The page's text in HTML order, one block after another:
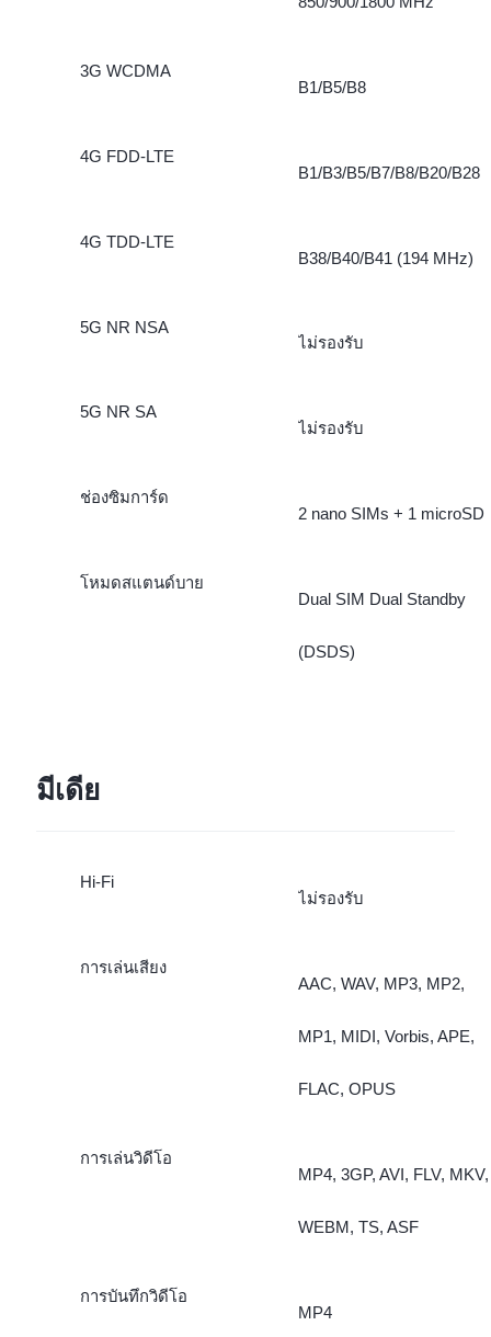
3G WCDMA
B1/B5/B8
4G FDD-LTE
B1/B3/B5/B7/B8/B20/B28
4G TDD-LTE
B38/B40/B41 (194 MHz)
5G NR NSA
ไม่รองรับ
5G NR SA
ไม่รองรับ
ช่องซิมการ์ด
2 nano SIMs + 1 microSD
โหมดสแตนด์บาย
Dual SIM Dual Standby
(DSDS)
มีเดีย
Hi-Fi
ไม่รองรับ
การเล่นเสียง
AAC, WAV, MP3, MP2,
MP1, MIDI, Vorbis, APE,
FLAC, OPUS
การเล่นวิดีโอ
MP4, 3GP, AVI, FLV, MKV,
WEBM, TS, ASF
การบันทึกวิดีโอ
MP4